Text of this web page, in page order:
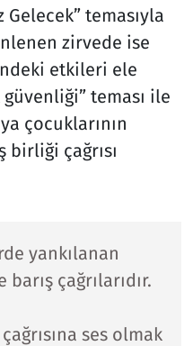
temasıyla
zirvede ise
etkileri ele
güvenliği” teması ile
çocuklarının
birliği çağrısı
yankılanan
çağrılarıdır.
ses olmak